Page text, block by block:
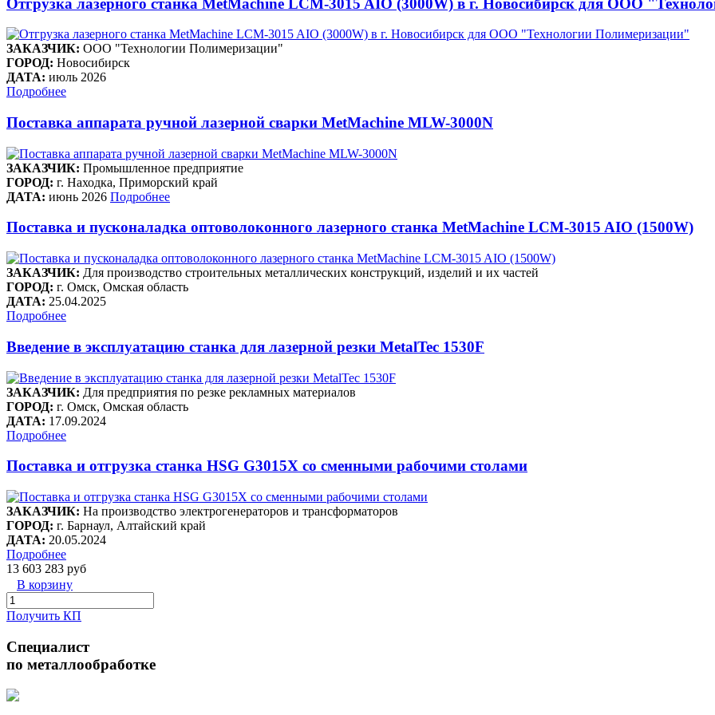
ЗАКАЗЧИК: ООО "Технологии Полимеризации"
ГОРОД: Новосибирск
ДАТА: июль 2026
Подробнее
Поставка аппарата ручной лазерной сварки MetMachine MLW-3000N
ЗАКАЗЧИК: Промышленное предприятие
ГОРОД: г. Находка, Приморский край
ДАТА: июнь 2026 Подробнее
Поставка и пусконаладка оптоволоконного лазерного станка MetMachine LCM-3015 AIO (1500W)
ЗАКАЗЧИК: Для производство строительных металлических конструкций, изделий и их частей
ГОРОД: г. Омск, Омская область
ДАТА: 25.04.2025
Подробнее
Введение в эксплуатацию станка для лазерной резки MetalTec 1530F
ЗАКАЗЧИК: Для предприятия по резке рекламных материалов
ГОРОД: г. Омск, Омская область
ДАТА: 17.09.2024
Подробнее
Поставка и отгрузка станка HSG G3015X со сменными рабочими столами
ЗАКАЗЧИК: На производство электрогенераторов и трансформаторов
ГОРОД: г. Барнаул, Алтайский край
ДАТА: 20.05.2024
Подробнее
13 603 283 руб
В корзину
Получить КП
Специалист
по металлообработке